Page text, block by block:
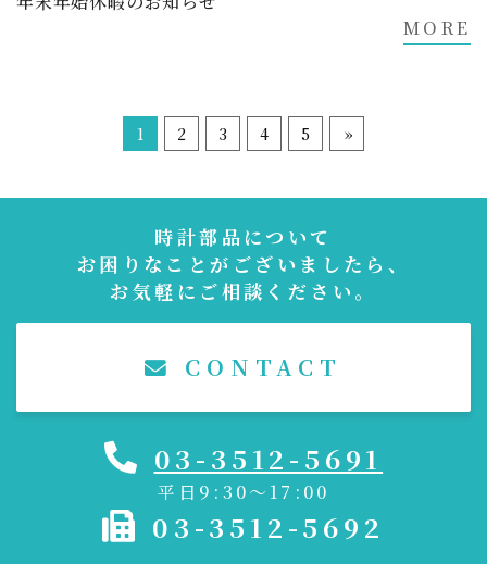
MORE
1 2 3 4 5 »
時計部品について
お困りなことがございましたら、
お気軽にご相談ください。
CONTACT
03-3512-5691
平日9:30～17:00
03-3512-5692